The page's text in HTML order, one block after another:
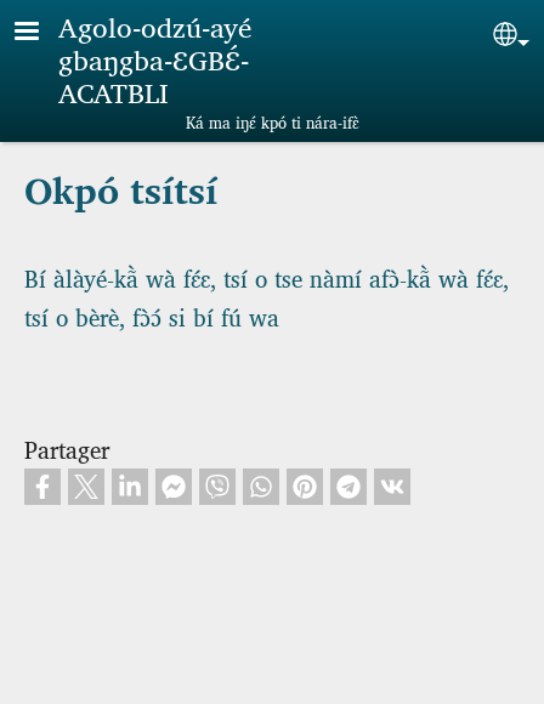
Aller au contenu principal
Agolo-odzú-ayé
gbaŋgba-ƐGBƐ́-
ACATBLI
Ká ma iŋɛ́ kpó ti nára-ifɛ̀
Okpó tsítsí
Bí àlàyé-kã̀ wà fɛ́ɛ, tsí o tse nàmí afɔ̀-kã̀ wà fɛ́ɛ,
tsí o bèrè, fɔ̀ɔ́ si bí fú wa
Partager